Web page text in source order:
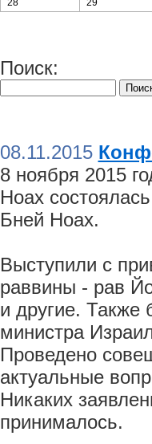
28
29
Поиск:
08.11.2015
8 ноября 2015
Ноах
Бней Ноах.
Выступили с
раввины - рав
и другие. Также
министра
Проведено
актуальные
Никаких
принималось.